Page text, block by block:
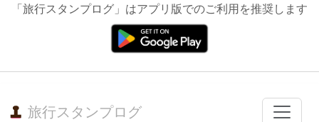
「旅行スタンプログ」はアプリ版でのご利用を推奨します
旅行スタンプログ